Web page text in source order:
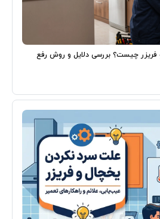
چیست؟ بررسی دلایل و روش رفع